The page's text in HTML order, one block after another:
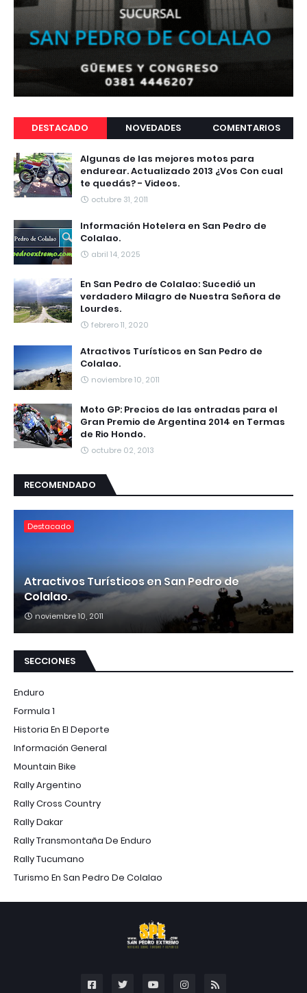
DESTACADO NOVEDADES COMENTARIOS
Algunas de las mejores motos para
endurear. Actualizado 2013 ¿Vos Con cual
te quedás? - Videos.
octubre 31, 2011
Información Hotelera en San Pedro de
Colalao.
abril 14, 2025
En San Pedro de Colalao: Sucedió un
verdadero Milagro de Nuestra Señora de
Lourdes.
febrero 11, 2020
Atractivos Turísticos en San Pedro de
Colalao.
noviembre 10, 2011
Moto GP: Precios de las entradas para el
Gran Premio de Argentina 2014 en Termas
de Rio Hondo.
octubre 02, 2013
RECOMENDADO
Destacado
Atractivos Turísticos en San Pedro de
Colalao.
noviembre 10, 2011
SECCIONES
Enduro
Formula 1
Historia En El Deporte
Información General
Mountain Bike
Rally Argentino
Rally Cross Country
Rally Dakar
Rally Transmontaña De Enduro
Rally Tucumano
Turismo En San Pedro De Colalao